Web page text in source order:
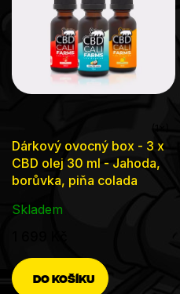
Průměrné
hodnocení
produktu
5
hvězdiček.
Dárkový ovocný box - 3 x
CBD olej 30 ml - Jahoda,
borůvka, piňa colada
Skladem
DO KOŠÍKU